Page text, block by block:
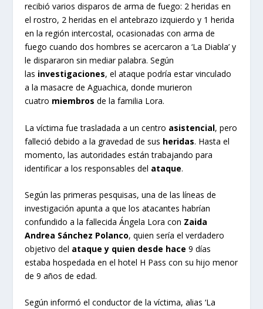
recibió varios disparos de arma de fuego: 2 heridas en
el rostro, 2 heridas en el antebrazo izquierdo y 1 herida
en la región intercostal, ocasionadas con arma de
fuego cuando dos hombres se acercaron a ‘La Diabla’ y
le dispararon sin mediar palabra. Según
las investigaciones, el ataque podría estar vinculado
a la masacre de Aguachica, donde murieron
cuatro miembrosde la familia Lora.
La víctima fue trasladada a un centro asistencial, pero
falleció debido a la gravedad de sus heridas. Hasta el
momento, las autoridades están trabajando para
identificar a los responsables del ataque.
Según las primeras pesquisas, una de las líneas de
investigación apunta a que los atacantes habrían
confundido a la fallecida Ángela Lora con Zaida
Andrea Sánchez Polanco, quien sería el verdadero
objetivo del ataque y quien desde hace 9 días
estaba hospedada en el hotel H Pass con su hijo menor
de 9 años de edad.
Según informó el conductor de la víctima, alias ‘La